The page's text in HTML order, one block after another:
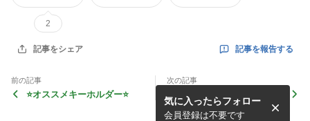
2
記事をシェア 記事を報告する
前の記事
⭐️オススメキーホルダー⭐️
次の記事
気に入ったらフォロー
会員登録は不要です